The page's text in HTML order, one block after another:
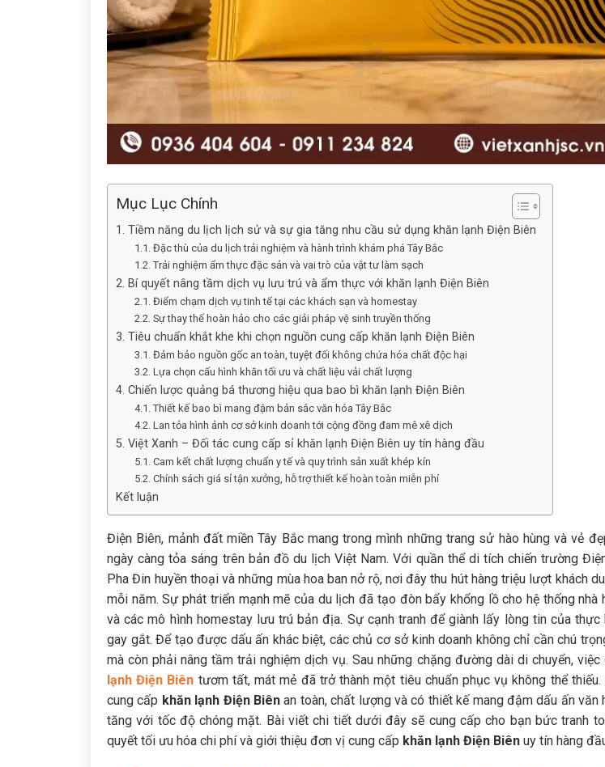
Mục Lục Chính
1. Tiềm năng du lịch lịch sử và sự gia tăng nhu cầu sử dụng khăn lạnh Điện Biên
1.1. Đặc thù của du lịch trải nghiệm và hành trình khám phá Tây Bắc
1.2. Trải nghiệm ẩm thực đặc sản và vai trò của vật tư làm sạch
2. Bí quyết nâng tầm dịch vụ lưu trú và ẩm thực với khăn lạnh Điện Biên
2.1. Điểm chạm dịch vụ tinh tế tại các khách sạn và homestay
2.2. Sự thay thế hoàn hảo cho các giải pháp vệ sinh truyền thống
3. Tiêu chuẩn khắt khe khi chọn nguồn cung cấp khăn lạnh Điện Biên
3.1. Đảm bảo nguồn gốc an toàn, tuyệt đối không chứa hóa chất độc hại
3.2. Lựa chọn cấu hình khăn tối ưu và chất liệu vải chất lượng
4. Chiến lược quảng bá thương hiệu qua bao bì khăn lạnh Điện Biên
4.1. Thiết kế bao bì mang đậm bản sắc văn hóa Tây Bắc
4.2. Lan tỏa hình ảnh cơ sở kinh doanh tới cộng đồng đam mê xê dịch
5. Việt Xanh – Đối tác cung cấp sỉ khăn lạnh Điện Biên uy tín hàng đầu
5.1. Cam kết chất lượng chuẩn y tế và quy trình sản xuất khép kín
5.2. Chính sách giá sỉ tận xưởng, hỗ trợ thiết kế hoàn toàn miễn phí
Kết luận
Điện Biên, mảnh đất miền Tây Bắc mang trong mình những trang sử hào hùng và vẻ
ngày càng tỏa sáng trên bản đồ du lịch Việt Nam. Với quần thể di tích chiến trường
Pha Đin huyền thoại và những mùa hoa ban nở rộ, nơi đây thu hút hàng triệu lượt khách
mỗi năm. Sự phát triển mạnh mẽ của du lịch đã tạo đòn bẩy khổng lồ cho hệ thống nhà
và các mô hình homestay lưu trú bản địa. Sự cạnh tranh để giành lấy lòng tin của thực
gay gắt. Để tạo được dấu ấn khác biệt, các chủ cơ sở kinh doanh không chỉ cần chú
mà còn phải nâng tầm trải nghiệm dịch vụ. Sau những chặng đường dài di chuyển,
lạnh Điện Biên tươm tất, mát mẻ đã trở thành một tiêu chuẩn phục vụ không thể
cung cấp khăn lạnh Điện Biênan toàn, chất lượng và có thiết kế mang đậm dấu ấn văn
tăng với tốc độ chóng mặt. Bài viết chi tiết dưới đây sẽ cung cấp cho bạn bức tranh
quyết tối ưu hóa chi phí và giới thiệu đơn vị cung cấp khăn lạnh Điện Biên uy tín hàng